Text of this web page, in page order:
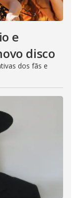
e
disco
dos fãs e